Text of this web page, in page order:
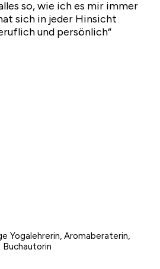
so, wie ich es mir immer
sich in jeder Hinsicht
und persönlich“
Yogalehrerin, Aromaberaterin,
Buchautorin